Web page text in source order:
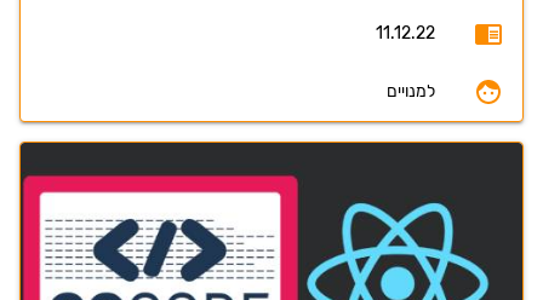
11.12.22
למנויים